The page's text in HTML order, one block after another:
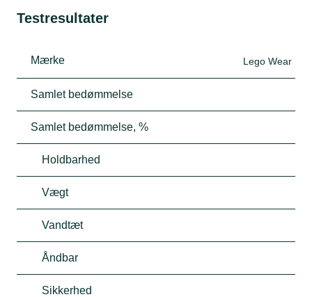
Testresultater
Mærke Lego Wear
Samlet bedømmelse
Samlet bedømmelse, %
Holdbarhed
Vægt
Vandtæt
Åndbar
Sikkerhed